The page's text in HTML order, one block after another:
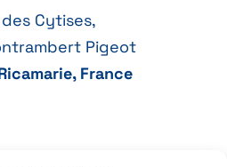
Cytises,
Pigeot
France